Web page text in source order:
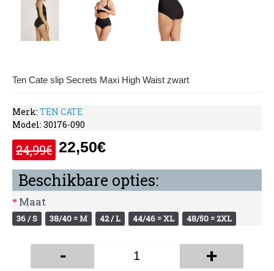
Ten Cate slip Secrets Maxi High Waist zwart
Merk: TEN CATE
Model: 30176-090
24,99€ 22,50€
Beschikbare opties:
Maat
36 / S 38/40 = M 42 / L 44/46 = XL 48/50 = 2XL
- +